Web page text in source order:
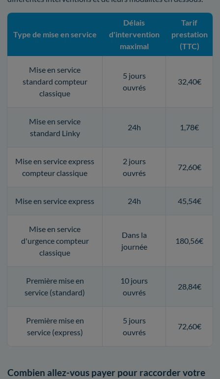
Type de mise en service
Délais
d'intervention
maximal
Tarif
prestation
(TTC)
Mise en service
standard compteur
classique
5 jours
ouvrés
32,40€
Mise en service
standard Linky
24h 1,78€
Mise en service express
compteur classique
2 jours
ouvrés
72,60€
Mise en service express 24h 45,54€
Mise en service
d'urgence compteur
classique
Dans la
journée
180,56€
Première mise en
service (standard)
10 jours
ouvrés
28,84€
Première mise en
service (express)
5 jours
ouvrés
72,60€
Combien allez-vous payer pour raccorder votre